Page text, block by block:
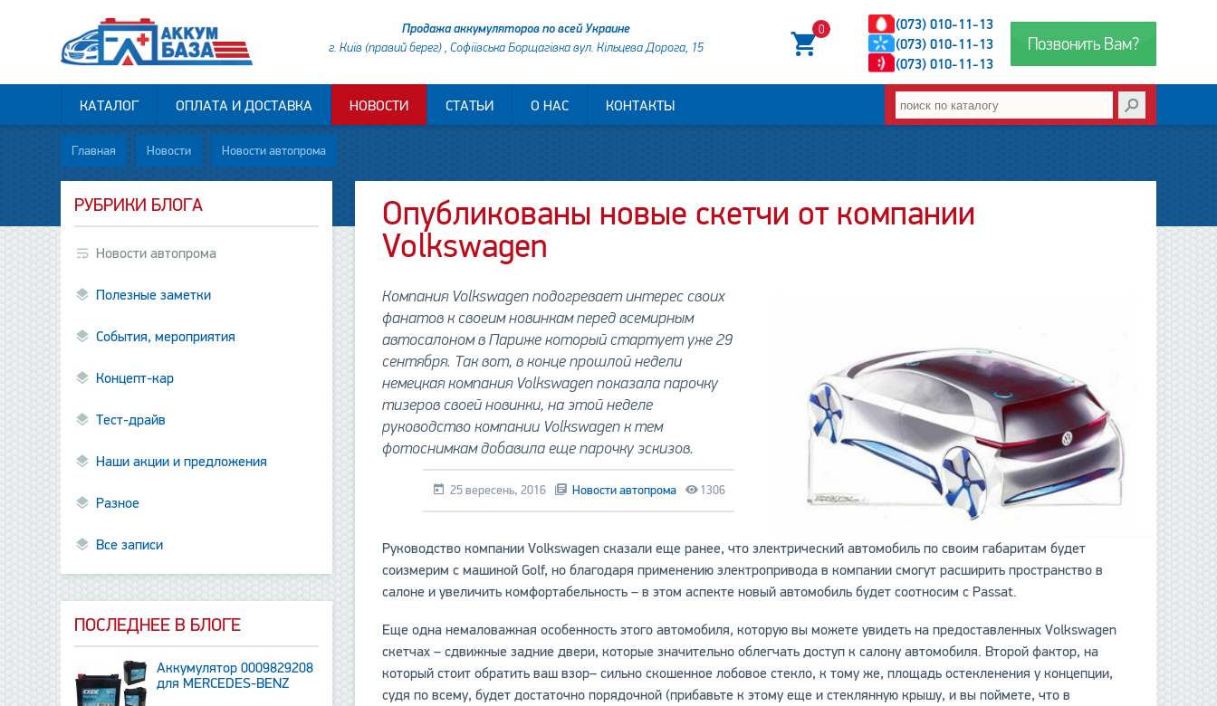
Позвонить Вам?
(073) 010-11-13
(073) 010-11-13
(073) 010-11-13
0
Продажа аккумуляторов по всей Украине
г. Київ (правий берег) , Софіївська Борщагівка вул. Кільцева Дорога, 15
КАТАЛОГ ОПЛАТА И ДОСТАВКА НОВОСТИ СТАТЬИ О НАС КОНТАКТЫ
Главная Новости Новости автопрома
Опубликованы новые скетчи от компании
Volkswagen
Компания Volkswagen подогревает интерес своих
фанатов к своеим новинкам перед всемирным
автосалоном в Париже который стартует уже 29
сентября. Так вот, в конце прошлой недели
немецкая компания Volkswagen показала парочку
тизеров своей новинки, на этой неделе
руководство компании Volkswagen к тем
фотоснимкам добавила еще парочку эскизов.
25 вересень, 2016 Новости автопрома 1306
Руководство компании Volkswagen сказали еще ранее, что электрический автомобиль по своим габаритам будет
соизмерим с машиной Golf, но благодаря применению электропривода в компании смогут расширить пространство в
салоне и увеличить комфортабельность – в этом аспекте новый автомобиль будет соотносим с Passat.
Еще одна немаловажная особенность этого автомобиля, которую вы можете увидеть на предоставленных Volkswagen
скетчах – сдвижные задние двери, которые значительно облегчать доступ к салону автомобиля. Второй фактор, на
который стоит обратить ваш взор– сильно скошенное лобовое стекло, к тому же, площадь остекленения у концепции,
судя по всему, будет достаточно порядочной (прибавьте к этому еще и стеклянную крышу, и вы поймете, что в
РУБРИКИ БЛОГА
Новости автопрома
Полезные заметки
События, мероприятия
Концепт-кар
Тест-драйв
Наши акции и предложения
Разное
Все записи
ПОСЛЕДНЕЕ В БЛОГЕ
Аккумулятор 0009829208
для MERCEDES-BENZ